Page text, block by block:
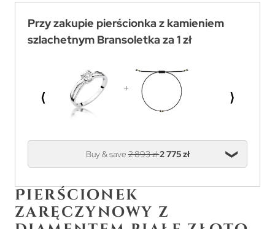
Przy zakupie pierścionka z kamieniem
szlachetnym Bransoletka za 1 zł
⟨ ⟩
Buy & save2 893 zł2 775 zł
Pierścionek
zaręczynowy z